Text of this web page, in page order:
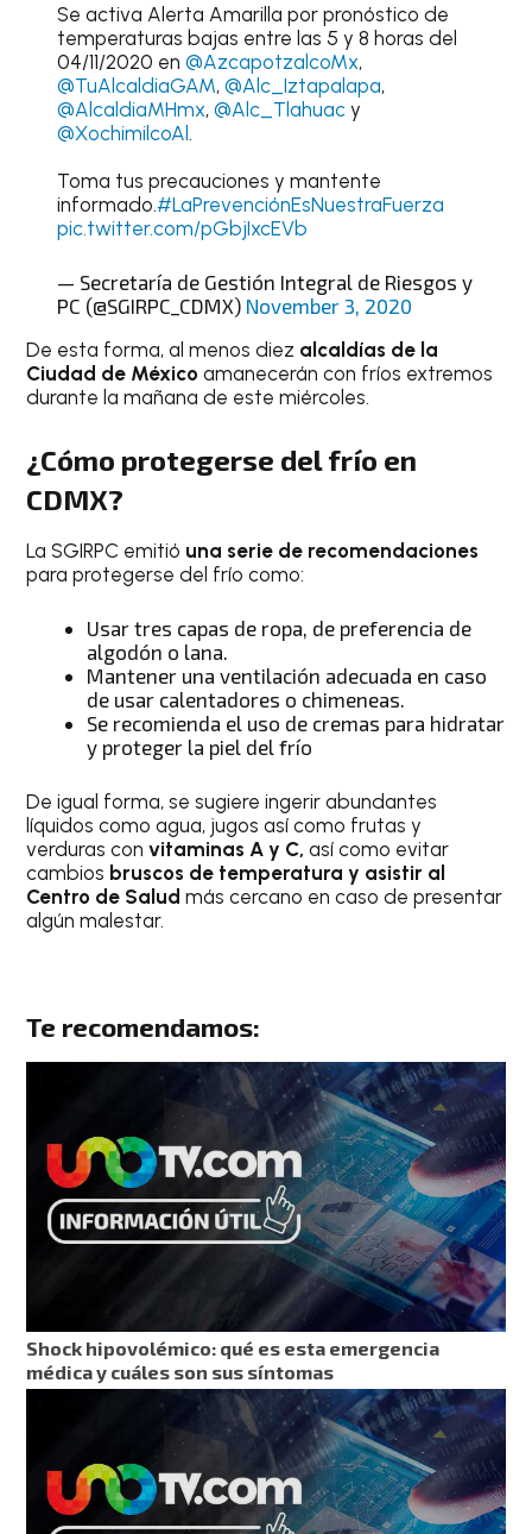
Se activa Alerta Amarilla por pronóstico de
temperaturas bajas entre las 5 y 8 horas del
04/11/2020 en @AzcapotzalcoMx,
@TuAlcaldiaGAM, @Alc_Iztapalapa,
@AlcaldiaMHmx, @Alc_Tlahuacy
@XochimilcoAl.
Toma tus precauciones y mantente
informado.#LaPrevenciónEsNuestraFuerza
pic.twitter.com/pGbjIxcEVb
— Secretaría de Gestión Integral de Riesgos y
PC (@SGIRPC_CDMX) November 3, 2020
De esta forma, al menos diez alcaldías de la
Ciudad de México amanecerán con fríos extremos
durante la mañana de este miércoles.
¿Cómo protegerse del frío en
CDMX?
La SGIRPC emitió una serie de recomendaciones
para protegerse del frío como:
Usar tres capas de ropa, de preferencia de
algodón o lana.
Mantener una ventilación adecuada en caso
de usar calentadores o chimeneas.
Se recomienda el uso de cremas para hidratar
y proteger la piel del frío
De igual forma, se sugiere ingerir abundantes
líquidos como agua, jugos así como frutas y
verduras convitaminas A y C, así como evitar
cambios bruscos de temperatura y asistir al
Centro de Salud más cercano en caso de presentar
algún malestar.
Te recomendamos:
Shock hipovolémico: qué es esta emergencia
médica y cuáles son sus síntomas